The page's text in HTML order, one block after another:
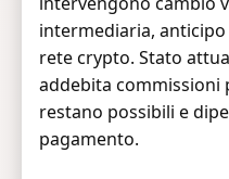
intermediaria,
rete crypto. Stato
addebita commissioni
restano possibili e
pagamento.